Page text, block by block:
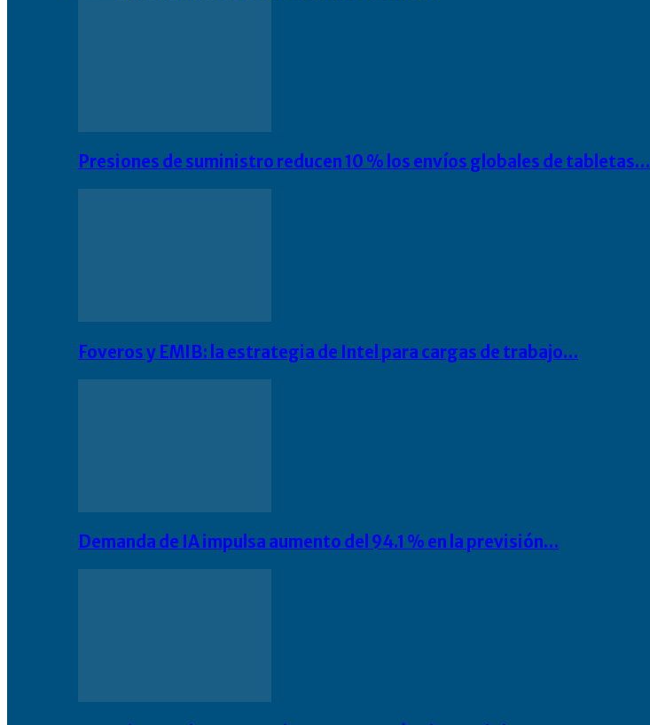
Presiones de suministro reducen 10 % los envíos globales de tabletas…
Foveros y EMIB: la estrategia de Intel para cargas de trabajo…
Demanda de IA impulsa aumento del 94.1 % en la previsión…